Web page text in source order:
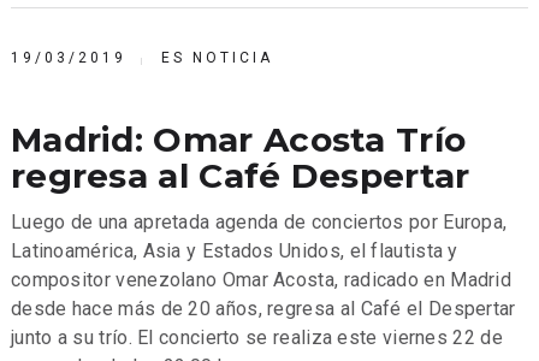
19/03/2019 ES NOTICIA
Madrid: Omar Acosta Trío
regresa al Café Despertar
Luego de una apretada agenda de conciertos por Europa,
Latinoamérica, Asia y Estados Unidos, el flautista y
compositor venezolano Omar Acosta, radicado en Madrid
desde hace más de 20 años, regresa al Café el Despertar
junto a su trío. El concierto se realiza este viernes 22 de